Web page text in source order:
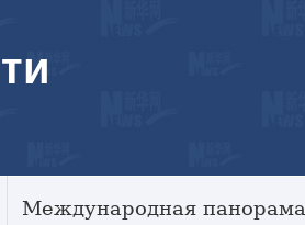
Международная панорама